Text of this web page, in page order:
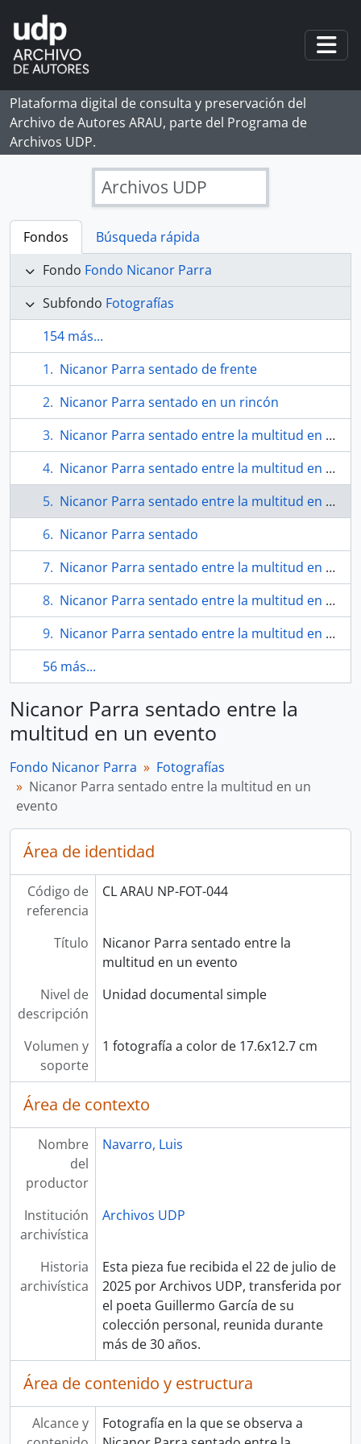
Skip to main content
Plataforma digital de consulta y preservación del
Archivo de Autores ARAU, parte del Programa de
Archivos UDP.
Archivos UDP
Fondos
Búsqueda rápida
Fondo Fondo Nicanor Parra
Subfondo Fotografías
154 más...
Nicanor Parra sentado de frente
Nicanor Parra sentado en un rincón
Nicanor Parra sentado entre la multitud en un evento
Nicanor Parra sentado entre la multitud en un evento
Nicanor Parra sentado entre la multitud en un evento
Nicanor Parra sentado
Nicanor Parra sentado entre la multitud en un evento
Nicanor Parra sentado entre la multitud en un evento
Nicanor Parra sentado entre la multitud en un evento
56 más...
Nicanor Parra sentado entre la
multitud en un evento
Fondo Nicanor Parra
Fotografías
Nicanor Parra sentado entre la multitud en un
evento
Área de identidad
Código de
referencia
CL ARAU NP-FOT-044
Título
Nicanor Parra sentado entre la
multitud en un evento
Nivel de
descripción
Unidad documental simple
Volumen y
soporte
1 fotografía a color de 17.6x12.7 cm
Área de contexto
Nombre
del
productor
Navarro, Luis
Institución
archivística
Archivos UDP
Historia
archivística
Esta pieza fue recibida el 22 de julio de
2025 por Archivos UDP, transferida por
el poeta Guillermo García de su
colección personal, reunida durante
más de 30 años.
Área de contenido y estructura
Alcance y
Fotografía en la que se observa a